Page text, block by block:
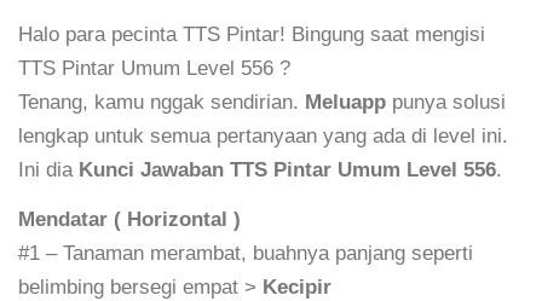
Halo para pecinta TTS Pintar! Bingung saat mengisi
TTS Pintar Umum Level 556 ?
Tenang, kamu nggak sendirian. Meluapp punya solusi
lengkap untuk semua pertanyaan yang ada di level ini.
Ini dia Kunci Jawaban TTS Pintar Umum Level 556.
Mendatar ( Horizontal )
#1 – Tanaman merambat, buahnya panjang seperti
belimbing bersegi empat > Kecipir